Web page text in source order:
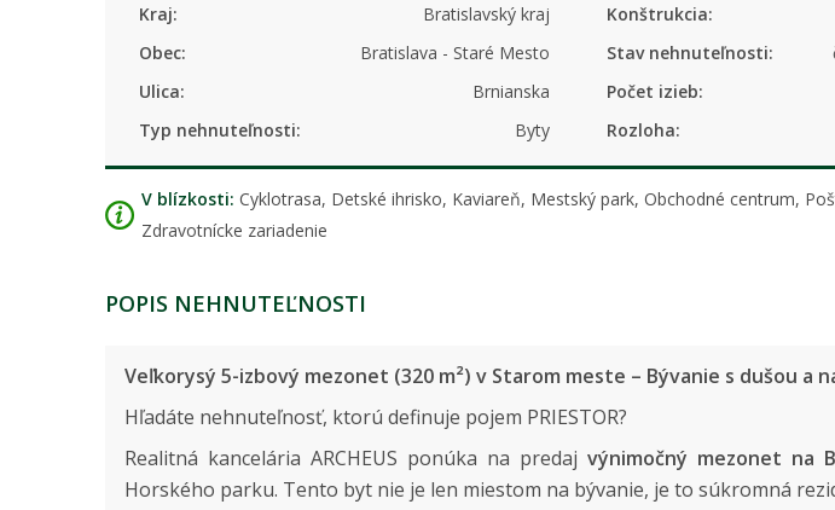
Kraj:
Bratislavský kraj
Obec:
Bratislava - Staré Mesto
Ulica:
Brnianska
Typ nehnuteľnosti:
Byty
Konštrukcia:
Stav nehnuteľnosti:
Počet izieb:
Rozloha:
V blízkosti: Cyklotrasa, Detské ihrisko, Kaviareň, Mestský park, Obchodné centrum,
Zdravotnícke zariadenie
POPIS NEHNUTEĽNOSTI
Veľkorysý 5-izbový mezonet (320 m²) v Starom meste – Bývanie s dušou a
​Hľadáte nehnuteľnosť, ktorú definuje pojem PRIESTOR?
Realitná kancelária ARCHEUS ponúka na predaj výnimočný mezonet na
Horského parku. Tento byt nie je len miestom na bývanie, je to súkromná